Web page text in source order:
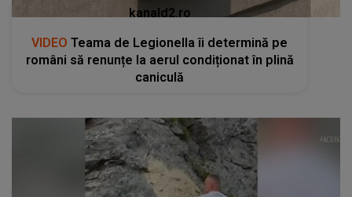
kanald2.ro
VIDEO Teama de Legionella îi determină pe
români să renunțe la aerul condiționat în plină
caniculă